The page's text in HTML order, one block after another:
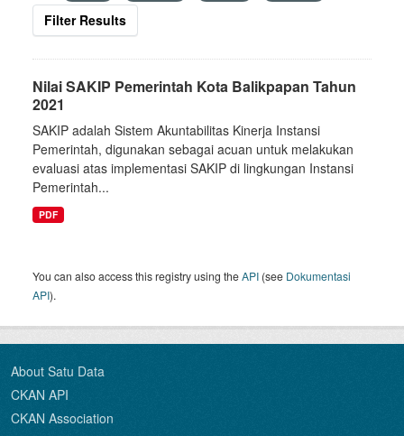
Filter Results
Nilai SAKIP Pemerintah Kota Balikpapan Tahun
2021
SAKIP adalah Sistem Akuntabilitas Kinerja Instansi
Pemerintah, digunakan sebagai acuan untuk melakukan
evaluasi atas implementasi SAKIP di lingkungan Instansi
Pemerintah...
PDF
You can also access this registry using theAPI (see Dokumentasi
API).
About Satu Data
CKAN API
CKAN Association